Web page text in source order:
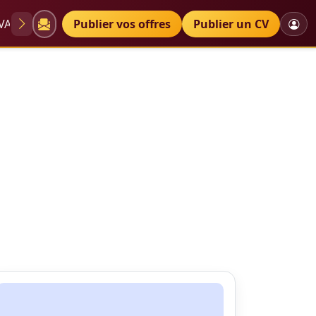
Diplômes Petites annonces
Publier vos offres Publier un CV